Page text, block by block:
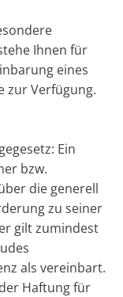
Ihnen für
eines
zur Verfügung.
Ein
bzw.
die generell
zu seiner
gilt zumindest
als vereinbart.
Haftung für